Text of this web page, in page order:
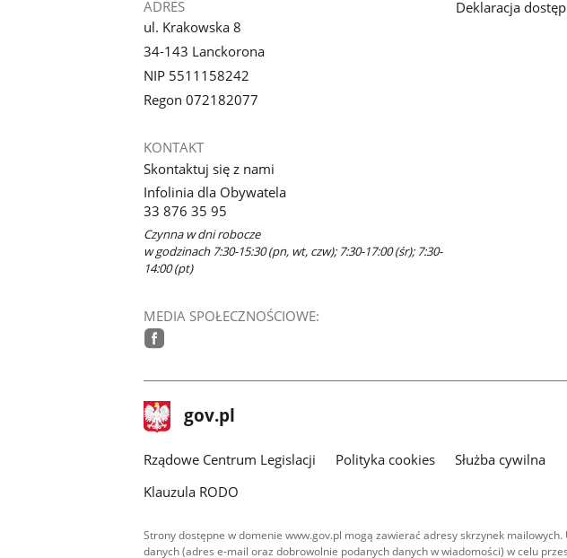
ADRES
ul. Krakowska 8
34-143 Lanckorona
NIP 5511158242
Regon 072182077
KONTAKT
Skontaktuj się z nami
Infolinia dla Obywatela
33 876 35 95
Czynna w dni robocze
w godzinach 7:30-15:30 (pn, wt, czw); 7:30-17:00 (śr); 7:30-
14:00 (pt)
MEDIA SPOŁECZNOŚCIOWE:
Deklaracja
stopka
gov.pl Strona
gov.pl
Rządowe Centrum Legislacji Polityka cookies Służba cywilna
Klauzula RODO
Strony dostępne w domenie www.gov.pl mogą zawierać adresy skrzynek
danych (adres e-mail oraz dobrowolnie podanych danych w wiadomości) w celu